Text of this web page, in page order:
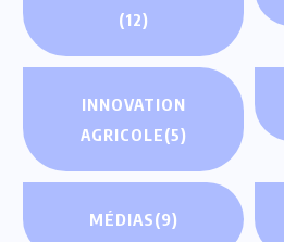
(12)
INNOVATION
AGRICOLE(5)
MÉDIAS(9)